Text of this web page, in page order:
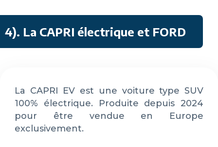
4). La CAPRI électrique et FORD
La CAPRI EV est une voiture type SUV
100% électrique. Produite depuis 2024
pour être vendue en Europe
exclusivement.